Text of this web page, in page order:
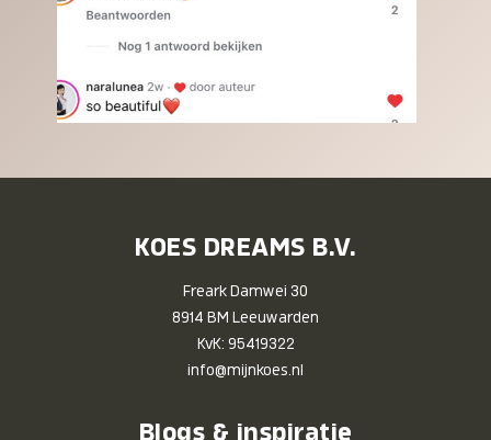
KOES DREAMS B.V.
Freark Damwei 30
8914 BM Leeuwarden
KvK: 95419322
info@mijnkoes.nl
Blogs & inspiratie